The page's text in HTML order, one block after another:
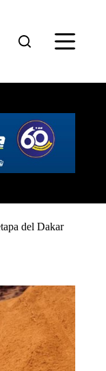
del Dakar